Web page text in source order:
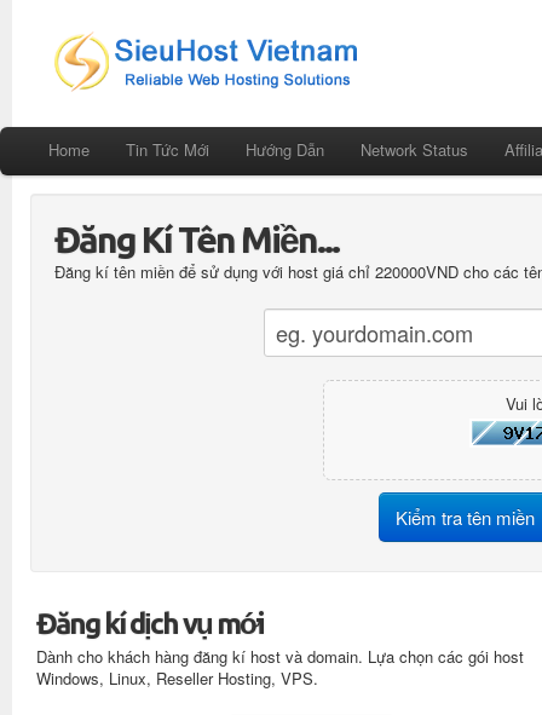
Home Tin Tức Mới Hướng Dẫn Network Status
Đăng Kí Tên Miền...
Đăng kí tên miền để sử dụng với host giá chỉ 220000VND cho các
Vui
Đăng kí dịch vụ mới
Dành cho khách hàng đăng kí host và domain. Lựa chọn các gói host
Windows, Linux, Reseller Hosting, VPS.